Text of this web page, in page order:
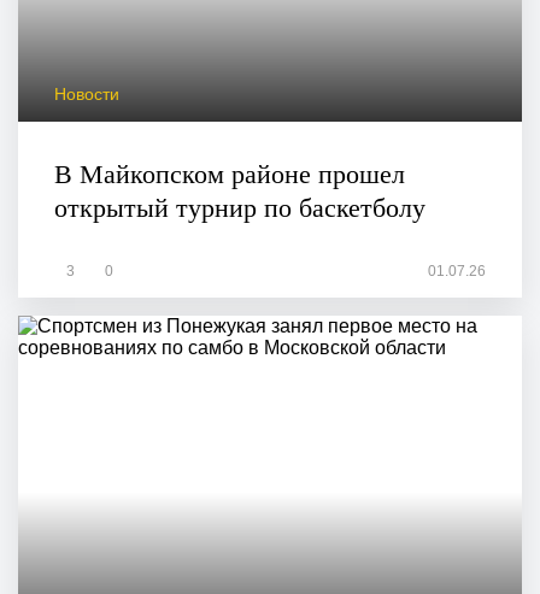
Новости
В Майкопском районе прошел
открытый турнир по баскетболу
3 0 01.07.26